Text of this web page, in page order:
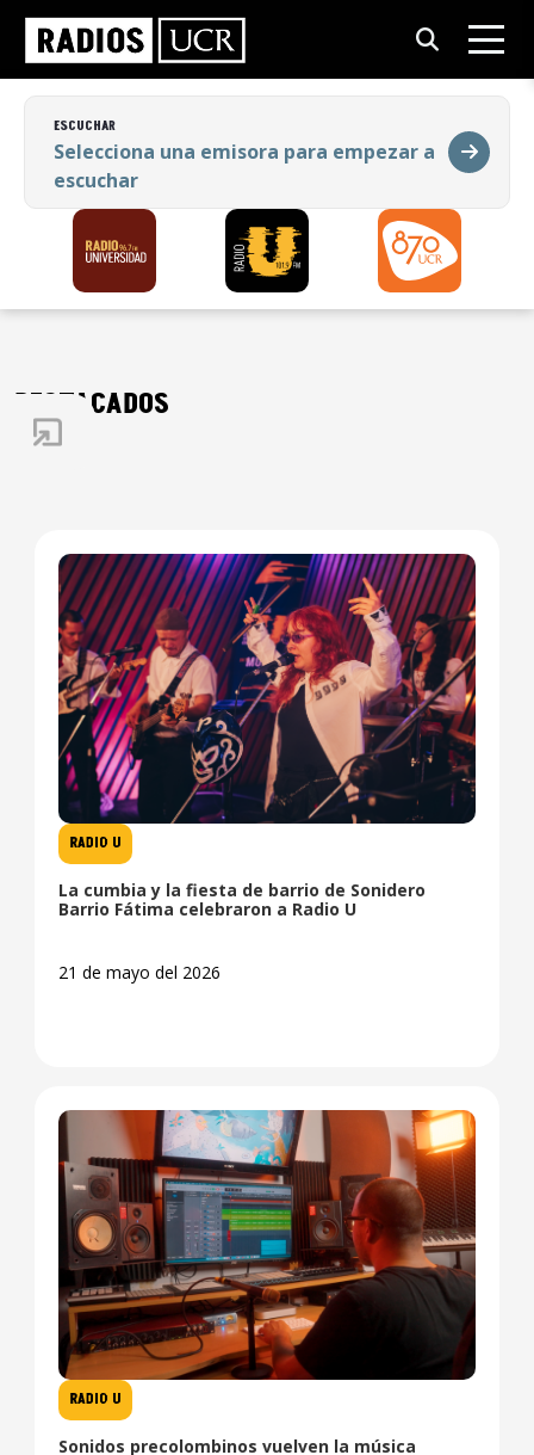
ESCUCHAR
Selecciona una emisora para empezar a
escuchar
ESCUCHAR
Selecciona una emisora para empezar a
escuchar
DESTACADOS
RADIO U
La cumbia y la fiesta de barrio de Sonidero
Barrio Fátima celebraron a Radio U
21 de mayo del 2026
RADIO U
Sonidos precolombinos vuelven la música